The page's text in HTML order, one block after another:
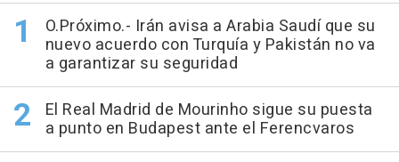
O.Próximo.- Irán avisa a Arabia Saudí que su
nuevo acuerdo con Turquía y Pakistán no va
a garantizar su seguridad
El Real Madrid de Mourinho sigue su puesta
a punto en Budapest ante el Ferencvaros